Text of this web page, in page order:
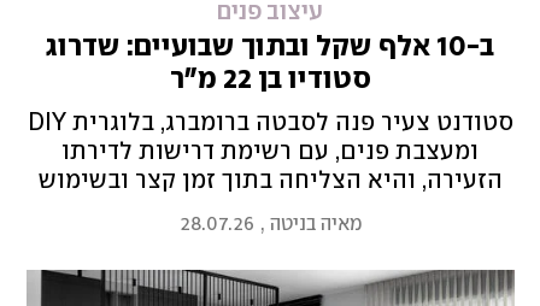
עיצוב פנים
ב-10 אלף שקל ובתוך שבועיים: שדרוג
סטודיו בן 22 מ"ר
סטודנט צעיר פנה לסבטה ברומברג, בלוגרית DIY
ומעצבת פנים, עם רשימת דרישות לדירתו
הזעירה, והיא הצליחה בתוך זמן קצר ובשימוש
מאיה בניטה ,
28.07.26